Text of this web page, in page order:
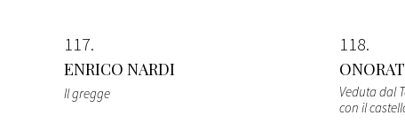
117
ENRICO NARDI
Il gregge
118
Veduta dal
con il